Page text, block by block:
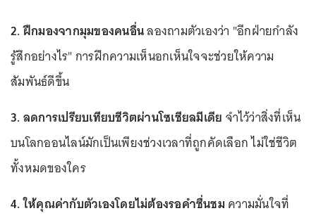
2. ฝึกมองจากมุมของคนอื่นลองถามตัวเองว่า "อีกฝ่ายกำลัง
รู้สึกอย่างไร" การฝึกความเห็นอกเห็นใจจะช่วยให้ความ
สัมพันธ์ดีขึ้น
3. ลดการเปรียบเทียบชีวิตผ่านโซเชียลมีเดีย จำไว้ว่าสิ่งที่เห็น
บนโลกออนไลน์มักเป็นเพียงช่วงเวลาที่ถูกคัดเลือก ไม่ใช่ชีวิต
ทั้งหมดของใคร
4. ให้คุณค่ากับตัวเองโดยไม่ต้องรอคำชื่นชม ความมั่นใจที่